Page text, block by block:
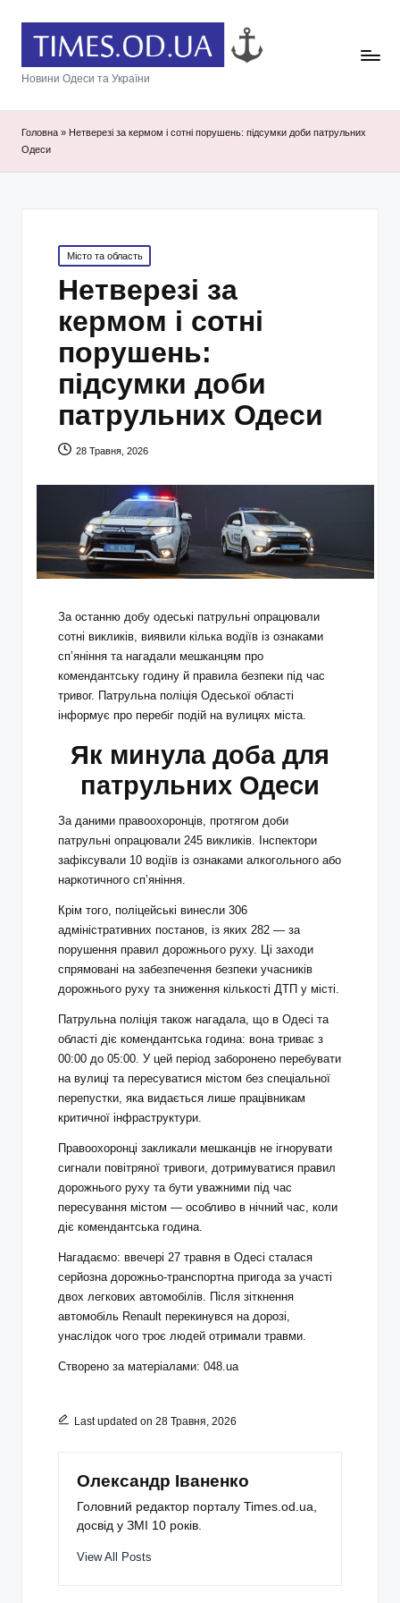
Новини Одеси та України
Головна » Нетверезі за кермом і сотні порушень: підсумки доби патрульних
Одеси
Posted
in
Місто та область
Нетверезі за
кермом і сотні
порушень:
підсумки доби
патрульних Одеси
28 Травня, 2026
За останню добу одеські патрульні опрацювали
сотні викликів, виявили кілька водіїв із ознаками
сп’яніння та нагадали мешканцям про
комендантську годину й правила безпеки під час
тривог. Патрульна поліція Одеської області
інформує про перебіг подій на вулицях міста.
Як минула доба для
патрульних Одеси
За даними правоохоронців, протягом доби
патрульні опрацювали 245 викликів. Інспектори
зафіксували 10 водіїв із ознаками алкогольного або
наркотичного сп’яніння.
Крім того, поліцейські винесли 306
адміністративних постанов, із яких 282 — за
порушення правил дорожнього руху. Ці заходи
спрямовані на забезпечення безпеки учасників
дорожнього руху та зниження кількості ДТП у місті.
Патрульна поліція також нагадала, що в Одесі та
області діє комендантська година: вона триває з
00:00 до 05:00. У цей період заборонено перебувати
на вулиці та пересуватися містом без спеціальної
перепустки, яка видається лише працівникам
критичної інфраструктури.
Правоохоронці закликали мешканців не ігнорувати
сигнали повітряної тривоги, дотримуватися правил
дорожнього руху та бути уважними під час
пересування містом — особливо в нічний час, коли
діє комендантська година.
Нагадаємо: ввечері 27 травня в Одесі сталася
серйозна дорожньо-транспортна пригода за участі
двох легкових автомобілів. Після зіткнення
автомобіль Renault перекинувся на дорозі,
унаслідок чого троє людей отримали травми.
Створено за матеріалами: 048.ua
Last updated on 28 Травня, 2026
Олександр Іваненко
Головний редактор порталу Times.od.ua,
досвід у ЗМІ 10 років.
View All Posts